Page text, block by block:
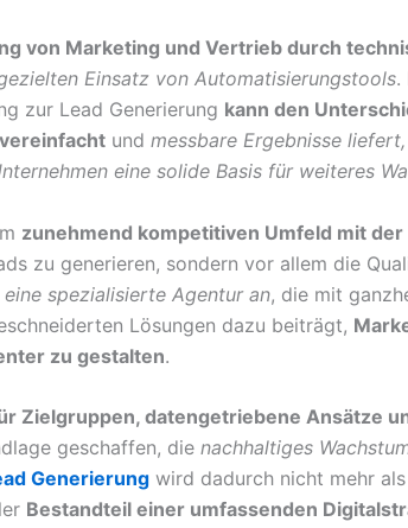
von Marketing und Vertrieb durch
Einsatz von Automatisierungstools.
zur Lead Generierung kann den
und messbare Ergebnisse
eine solide Basis für weiteres
zunehmend kompetitiven Umfeld mit
zu generieren, sondern vor allem die
spezialisierte Agentur an, die mit
Lösungen dazu beiträgt,
zu gestalten.
Zielgruppen, datengetriebene Ansätze
geschaffen, die nachhaltiges
Generierung wird dadurch nicht mehr als
Bestandteil einer umfassenden